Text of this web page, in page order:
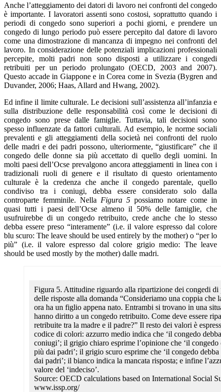
Anche l’atteggiamento dei datori di lavoro nei confronti del congedo
è importante. I lavoratori assenti sono costosi, soprattutto quando i
periodi di congedo sono superiori a pochi giorni, e prendere un
congedo di lungo periodo può essere percepito dal datore di lavoro
come una dimostrazione di mancanza di impegno nei confronti del
lavoro. In considerazione delle potenziali implicazioni professionali
percepite, molti padri non sono disposti a utilizzare i congedi
retribuiti per un periodo prolungato (OECD, 2003 and 2007).
Questo accade in Giappone e in Corea come in Svezia (Bygren and
Duvander, 2006; Haas, Allard and Hwang, 2002).
Ed infine il limite culturale. Le decisioni sull’assistenza all’infanzia e
sulla distribuzione delle responsabilità così come le decisioni di
congedo sono prese dalle famiglie. Tuttavia, tali decisioni sono
spesso influenzate da fattori culturali. Ad esempio, le norme sociali
prevalenti e gli atteggiamenti della società nei confronti del ruolo
delle madri e dei padri possono, ulteriormente, “giustificare” che il
congedo delle donne sia più accettato di quello degli uomini. In
molti paesi dell’Ocse prevalgono ancora atteggiamenti in linea con i
tradizionali ruoli di genere e il risultato di questo orientamento
culturale è la credenza che anche il congedo parentale, quello
condiviso tra i coniugi, debba essere considerato solo dalla
controparte femminile. Nella Figura 5 possiamo notare come in
quasi tutti i paesi dell’Ocse almeno il 50% delle famiglie, che
usufruirebbe di un congedo retribuito, crede anche che lo stesso
debba essere preso “interamente” (i.e. il valore espresso dal colore
blu scuro: The leave should be used entirely by the mother) o “per lo
più” (i.e. il valore espresso dal colore grigio medio: The leave
should be used mostly by the mother) dalle madri.
Figura 5. Attitudine riguardo alla ripartizione dei congedi
delle risposte alla domanda “Consideriamo una coppia che
ora ha un figlio appena nato. Entrambi si trovano in una
hanno diritto a un congedo retribuito. Come deve essere
retribuite tra la madre e il padre?” Il resto dei valori è
codice di colori: azzurro medio indica che ‘il congedo
coniugi’; il grigio chiaro esprime l’opinione che ‘il congedo
più dai padri’; il grigio scuro esprime che ‘il congedo debba
dai padri’; il bianco indica la mancata risposta; e infine
valore del ‘indeciso’.
Source: OECD calculations based on International Social
www.issp.org/